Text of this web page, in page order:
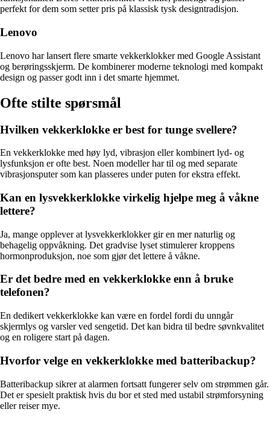
perfekt for dem som setter pris på klassisk tysk designtradisjon.
Lenovo
Lenovo har lansert flere smarte vekkerklokker med Google Assistant
og berøringsskjerm. De kombinerer moderne teknologi med kompakt
design og passer godt inn i det smarte hjemmet.
Ofte stilte spørsmål
Hvilken vekkerklokke er best for tunge svellere?
En vekkerklokke med høy lyd, vibrasjon eller kombinert lyd- og
lysfunksjon er ofte best. Noen modeller har til og med separate
vibrasjonsputer som kan plasseres under puten for ekstra effekt.
Kan en lysvekkerklokke virkelig hjelpe meg å våkne
lettere?
Ja, mange opplever at lysvekkerklokker gir en mer naturlig og
behagelig oppvåkning. Det gradvise lyset stimulerer kroppens
hormonproduksjon, noe som gjør det lettere å våkne.
Er det bedre med en vekkerklokke enn å bruke
telefonen?
En dedikert vekkerklokke kan være en fordel fordi du unngår
skjermlys og varsler ved sengetid. Det kan bidra til bedre søvnkvalitet
og en roligere start på dagen.
Hvorfor velge en vekkerklokke med batteribackup?
Batteribackup sikrer at alarmen fortsatt fungerer selv om strømmen går.
Det er spesielt praktisk hvis du bor et sted med ustabil strømforsyning
eller reiser mye.